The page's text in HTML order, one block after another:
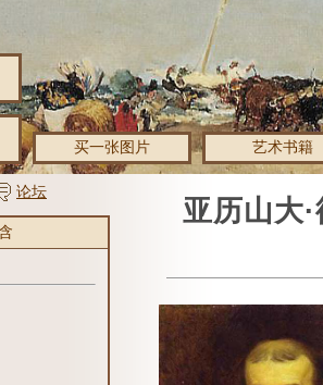
买一张图片 艺术书籍
论坛
亚历山大